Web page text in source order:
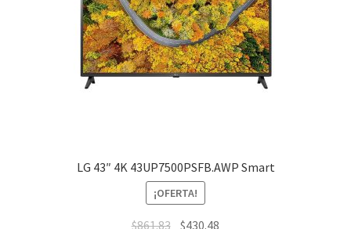
LG 43″ 4K 43UP7500PSFB.AWP Smart
¡OFERTA!
$861.83 $430.48